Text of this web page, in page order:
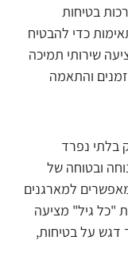
בטיחות
כדי להבטיח
שירותי תמיכה
זמנים והתאמה
בלתי נפרד
ובטוחה של
למארגנים
גיל" מציעה
דגש על בטיחות,